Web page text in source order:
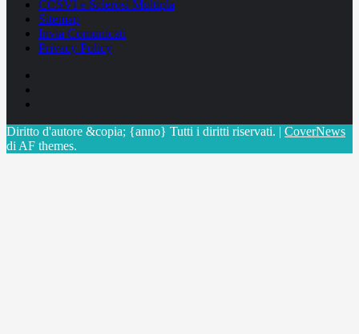
CCSVI e Sclerosi Multipla
Sitemap
Invia Comunicati
Privacy Policy
Diritto d'autore &copia; {anno} Tutti i diritti riservati. | CoverNews
di AF themes.